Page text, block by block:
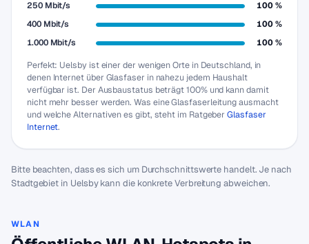
250 Mbit/s
100 %
400 Mbit/s
100 %
1.000 Mbit/s
100 %
Perfekt: Uelsby ist einer der wenigen Orte in Deutschland, in
denen Internet über Glasfaser in nahezu jedem Haushalt
verfügbar ist. Der Ausbaustatus beträgt 100% und kann damit
nicht mehr besser werden. Was eine Glasfaserleitung ausmacht
und welche Alternativen es gibt, steht im RatgeberGlasfaser
Internet.
Bitte beachten, dass es sich um Durchschnittswerte handelt. Je nach
Stadtgebiet in Uelsby kann die konkrete Verbreitung abweichen.
WLAN